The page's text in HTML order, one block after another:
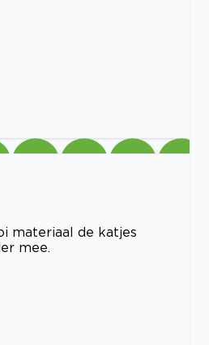
materiaal de katjes
mee.